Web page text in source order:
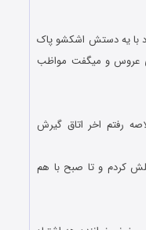
با یه دستش اشکشو پاک
عروس و میگفت مواظب
رفتم اخر اتاق گیرش
کردم و تا صبح با هم